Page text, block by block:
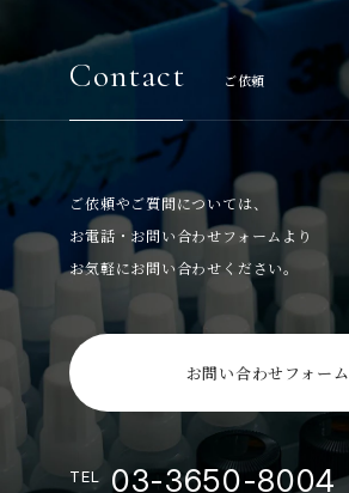
Contact ご依頼
ご依頼やご質問については、
お電話・お問い合わせフォームより
お気軽にお問い合わせください。
お問い合わせフォーム
TEL 03-3650-8004